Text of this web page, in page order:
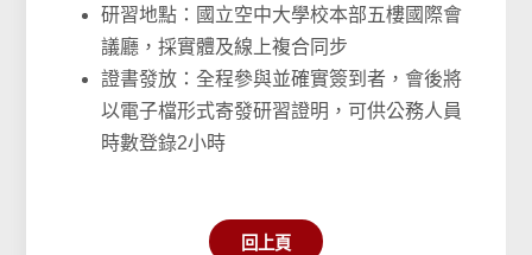
研習地點：國立空中大學校本部五樓國際會
議廳，採實體及線上複合同步
證書發放：全程參與並確實簽到者，會後將
以電子檔形式寄發研習證明，可供公務人員
時數登錄2小時
回上頁